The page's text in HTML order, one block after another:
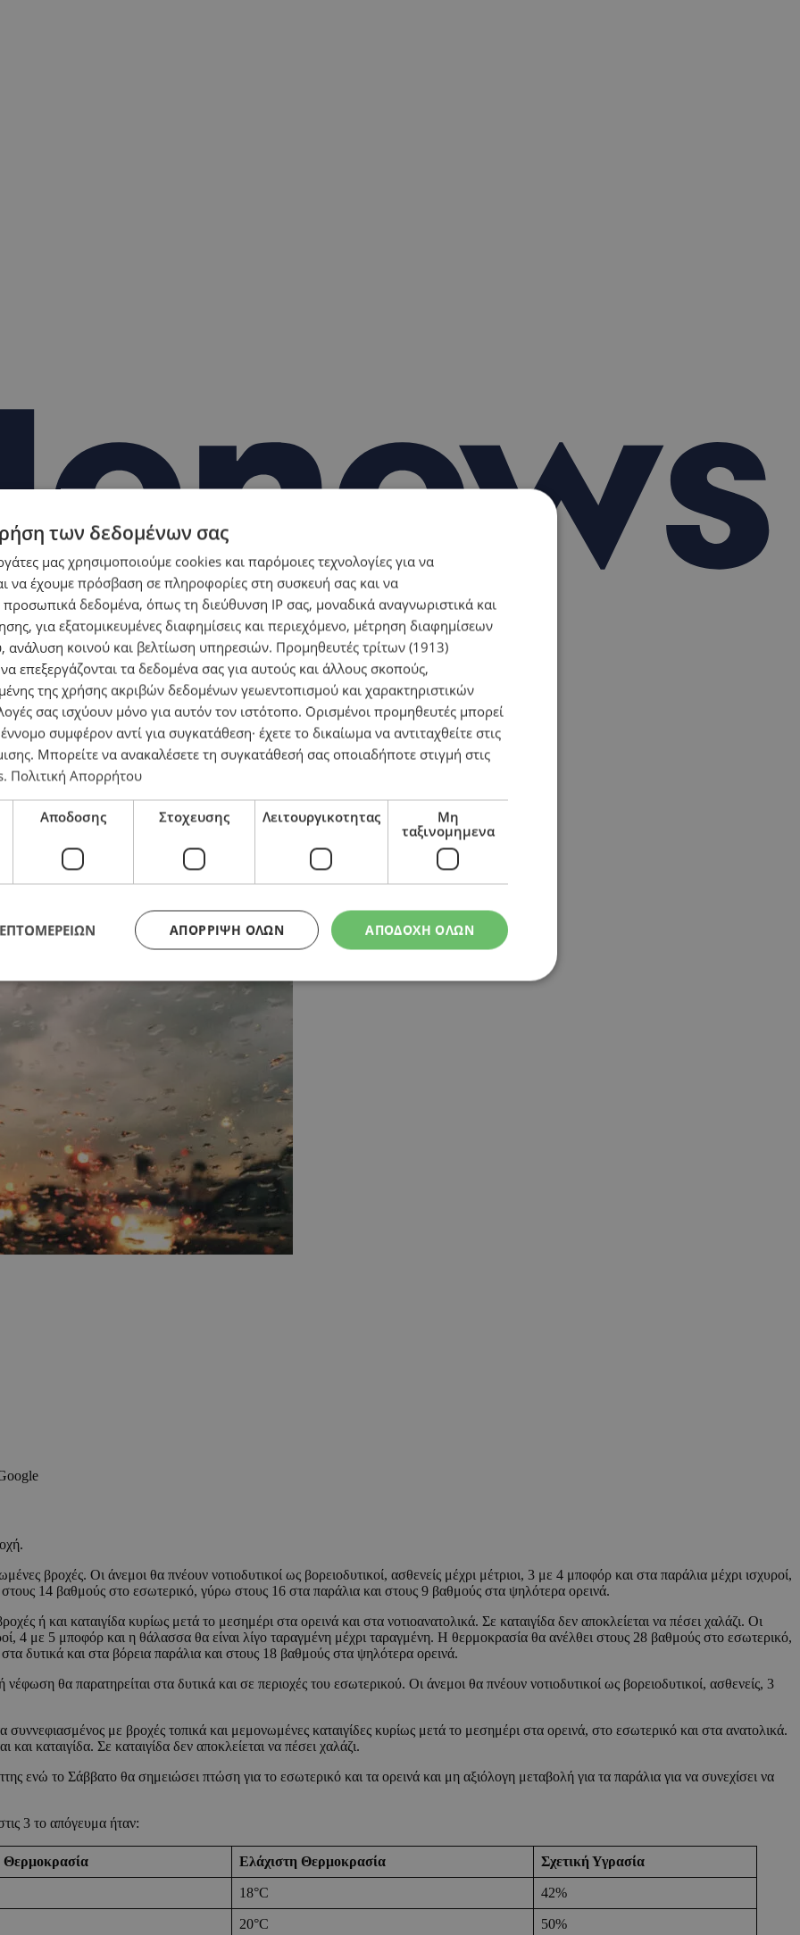
την Κυριακή
βροχές. Οι άνεμοι θα πνέουν νοτιοδυτικοί ως βορειοδυτικοί, ασθενείς μέχρι μέτριοι, 3 με 4 μποφόρ και στα παράλια μέχρι ισχυροί,
14 βαθμούς στο εσωτερικό, γύρω στους 16 στα παράλια και στους 9 βαθμούς στα ψηλότερα ορεινά.
ή και καταιγίδα κυρίως μετά το μεσημέρι στα ορεινά και στα νοτιοανατολικά. Σε καταιγίδα δεν αποκλείεται να πέσει χαλάζι. Οι
4 με 5 μποφόρ και η θάλασσα θα είναι λίγο ταραγμένη μέχρι ταραγμένη. Η θερμοκρασία θα ανέλθει στους 28 βαθμούς στο εσωτερικό,
δυτικά και στα βόρεια παράλια και στους 18 βαθμούς στα ψηλότερα ορεινά.
θα παρατηρείται στα δυτικά και σε περιοχές του εσωτερικού. Οι άνεμοι θα πνέουν νοτιοδυτικοί ως βορειοδυτικοί, ασθενείς, 3
συννεφιασμένος με βροχές τοπικά και μεμονωμένες καταιγίδες κυρίως μετά το μεσημέρι στα ορεινά, στο εσωτερικό και στα ανατολικά.
καταιγίδα. Σε καταιγίδα δεν αποκλείεται να πέσει χαλάζι.
ενώ το Σάββατο θα σημειώσει πτώση για το εσωτερικό και τα ορεινά και μη αξιόλογη μεταβολή για τα παράλια για να συνεχίσει να
3 το απόγευμα ήταν:
Θερμοκρασία Ελάχιστη Θερμοκρασία Σχετική Υγρασία
18°C 42%
20°C 50%
των δεδομένων σας
μας χρησιμοποιούμε cookies και παρόμοιες τεχνολογίες για να
να έχουμε πρόσβαση σε πληροφορίες στη συσκευή σας και να
προσωπικά δεδομένα, όπως τη διεύθυνση IP σας, μοναδικά αναγνωριστικά και
για εξατομικευμένες διαφημίσεις και περιεχόμενο, μέτρηση διαφημίσεων
ανάλυση κοινού και βελτίωση υπηρεσιών. Προμηθευτές τρίτων (1913)
να επεξεργάζονται τα δεδομένα σας για αυτούς και άλλους σκοπούς,
της χρήσης ακριβών δεδομένων γεωεντοπισμού και χαρακτηριστικών
σας ισχύουν μόνο για αυτόν τον ιστότοπο. Ορισμένοι προμηθευτές μπορεί
συμφέρον αντί για συγκατάθεση· έχετε το δικαίωμα να αντιταχθείτε στις
. Μπορείτε να ανακαλέσετε τη συγκατάθεσή σας οποιαδήποτε στιγμή στις
. Πολιτική Απορρήτου
Αποδοσης Στοχευσης Λειτουργικοτητας
Μη
ταξινομημενα
ΑΠΟΔΟΧΗ ΟΛΩΝ
ΑΠΌΡΡΙΨΗ ΌΛΩΝ